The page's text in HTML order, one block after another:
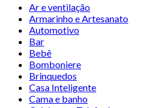
Ar e ventilação
Armarinho e Artesanato
Automotivo
Bar
Bebê
Bomboniere
Brinquedos
Casa Inteligente
Cama e banho